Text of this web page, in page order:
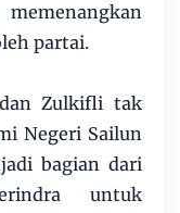
partai.
Zulkifli tak
Negeri Sailun
bagian dari
untuk